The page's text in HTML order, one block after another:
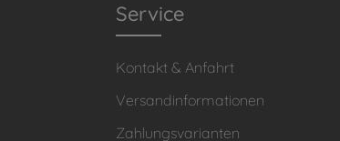
Service
Kontakt & Anfahrt
Versandinformationen
Zahlungsvarianten